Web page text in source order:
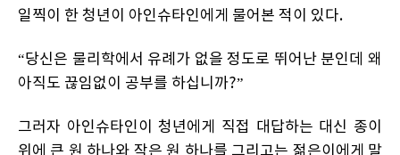
일찍이 한 청년이 아인슈타인에게 물어본 적이 있다.
“당신은 물리학에서 유례가 없을 정도로 뛰어난 분인데 왜
아직도 끊임없이 공부를 하십니까?”
그러자 아인슈타인이 청년에게 직접 대답하는 대신 종이
위에 큰 원 하나와 작은 원 하나를 그리고는 젊은이에게 말